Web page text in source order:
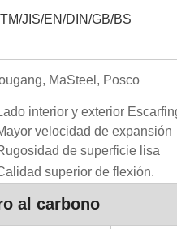
JIS/EN/DIN/GB/BS
MaSteel, Posco
interior y exterior
velocidad de expansión
de superficie lisa
superior de flexión.
al carbono